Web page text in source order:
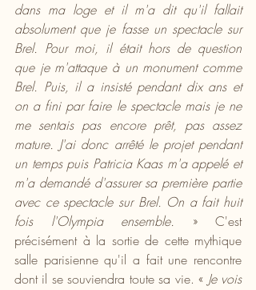
dans ma loge et il m'a dit qu'il fallait
absolument que je fasse un spectacle sur
Brel. Pour moi, il était hors de question
que je m'attaque à un monument comme
Brel. Puis, il a insisté pendant dix ans et
on a fini par faire le spectacle mais je ne
me sentais pas encore prêt, pas assez
mature. J'ai donc arrêté le projet pendant
un temps puis Patricia Kaas m'a appelé et
m'a demandé d'assurer sa première partie
avec ce spectacle sur Brel. On a fait huit
fois l'Olympia ensemble. » C'est
précisément à la sortie de cette mythique
salle parisienne qu'il a fait une rencontre
dont il se souviendra toute sa vie. « Je vois